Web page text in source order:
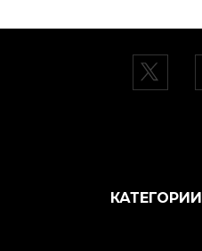
КАТЕГОРИИ